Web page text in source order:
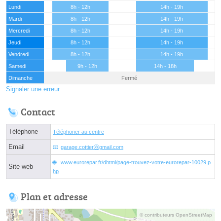
Lundi 8h - 12h
14h - 19h
Mardi
8h - 12h
14h - 19h
Mercredi
8h - 12h
14h - 19h
Jeudi
8h - 12h
14h - 19h
Vendredi
8h - 12h
14h - 19h
Samedi
9h - 12h
14h - 18h
Dimanche
Fermé
Signaler une erreur
Contact
Téléphone Téléphoner au centre
Email garage.cottierⓐgmail.com
Site web
www.eurorepar.fr/dhtml/page-trouvez-votre-eurorepar-10029.p
hp
Plan et adresse
© contributeurs OpenStreetMap